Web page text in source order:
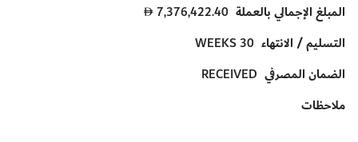
المبلغ الإجمالي بالعملة
D 7,376,422.40
التسليم / الانتهاء 30 WEEKS
الضمان المصرفي RECEIVED
ملاحظات